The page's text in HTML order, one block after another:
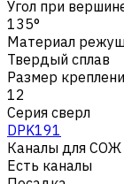
Угол при
135°
Материал
Твердый сплав
Размер
12
Серия сверл
DPK191
Каналы для СОЖ
Есть каналы